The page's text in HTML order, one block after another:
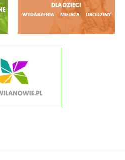
DLA DZIECI
WYDARZENIA MIEJSCA URODZINY